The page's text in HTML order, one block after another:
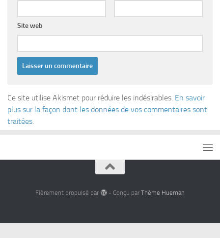
Site web
Ce site utilise Akismet pour réduire les indésirables. En savoir
plus sur la façon dont les données de vos commentaires sont
traitées.
Fièrement propulsé par - Conçu par Thème Hueman